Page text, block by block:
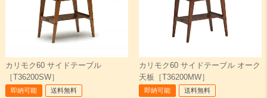
カリモク60 サイドテーブル
［T36200SW］
即納可能 送料無料
カリモク60 サイドテーブル オーク
天板［T36200MW］
即納可能 送料無料